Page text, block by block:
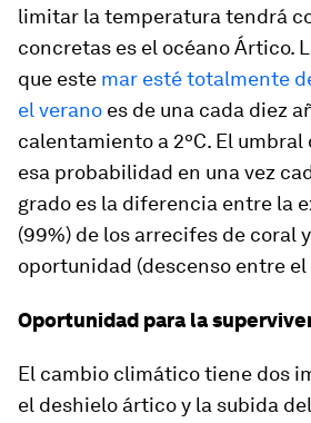
limitar la temperatura tendrá
concretas es el océano Ártico.
que este mar esté totalmente
el verano es de una cada diez
calentamiento a 2ºC. El
esa probabilidad en una vez
grado es la diferencia entre la
(99%) de los arrecifes de coral
oportunidad (descenso entre el
Oportunidad para la
El cambio climático tiene dos
el deshielo ártico y la subida